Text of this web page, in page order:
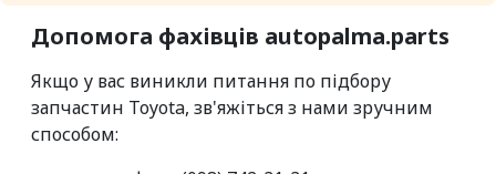
Допомога фахівців autopalma.parts
Якщо у вас виникли питання по підбору
запчастин Toyota, зв'яжіться з нами зручним
способом: